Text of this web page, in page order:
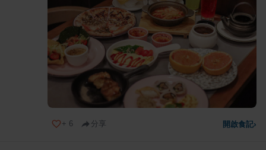
+ 6 分享 開啟食記›